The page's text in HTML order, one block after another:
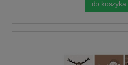
do koszyka